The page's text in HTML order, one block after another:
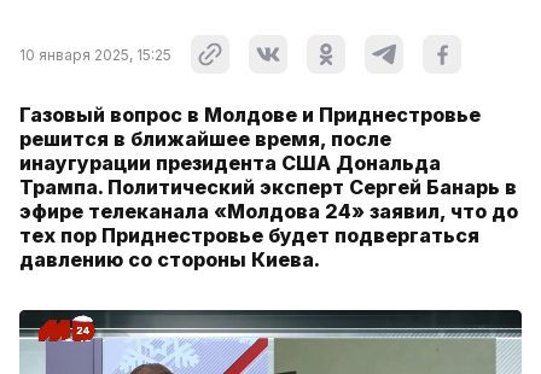
10 января 2025, 15:25
Газовый вопрос в Молдове и Приднестровье
решится в ближайшее время, после
инаугурации президента США Дональда
Трампа. Политический эксперт Сергей Банарь в
эфире телеканала «Молдова 24» заявил, что до
тех пор Приднестровье будет подвергаться
давлению со стороны Киева.